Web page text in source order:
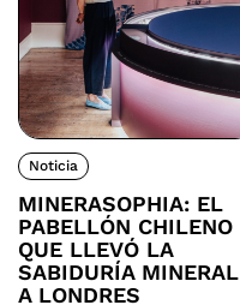
Noticia
MINERASOPHIA: EL
PABELLÓN CHILENO
QUE LLEVÓ LA
SABIDURÍA MINERAL
A LONDRES